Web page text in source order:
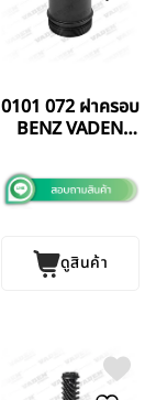
0101 072 ฝาครอบ
BENZ VADEN
ดูสินค้า